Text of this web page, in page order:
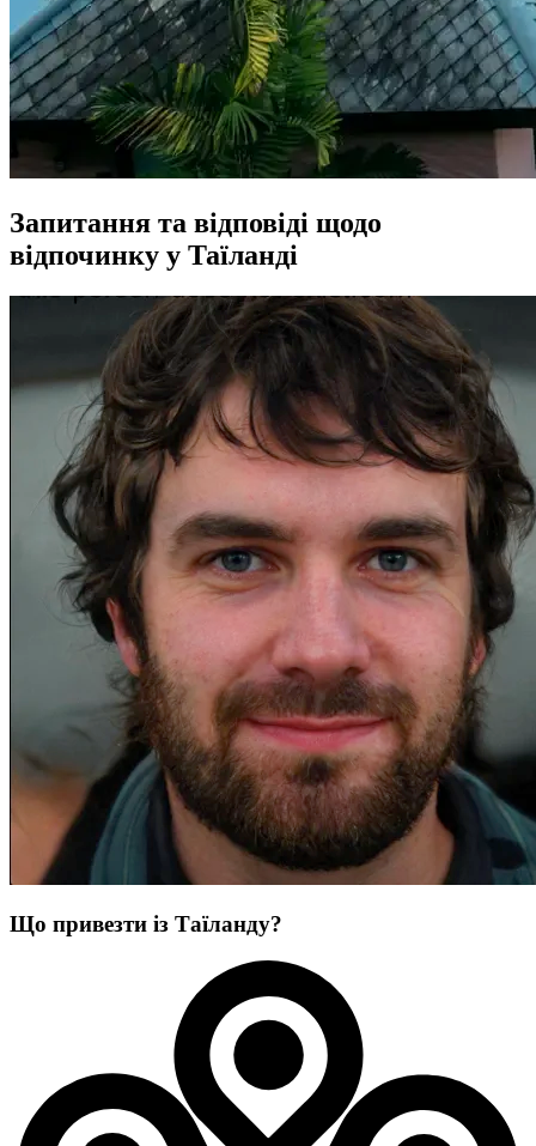
Запитання та відповіді щодо
відпочинку у Таїланді
Що привезти із Таїланду?